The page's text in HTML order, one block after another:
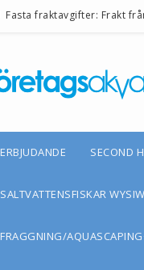
Fasta fraktavgifter: Frakt
ERBJUDANDE SECOND
SALTVATTENSFISKAR
FRAGGNING/AQUASCAPING